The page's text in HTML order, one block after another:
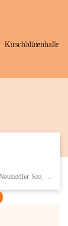
Kirschblütenhalle
Eisenstädter Straße 18, 7091 Breitenbrunn am Neusiedler See, AUT